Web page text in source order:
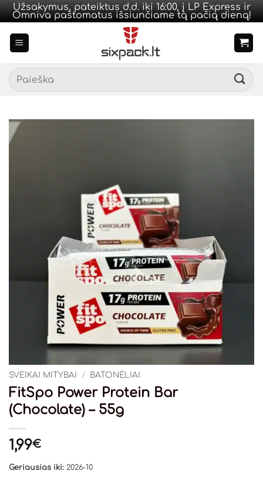
Užsakymus, pateiktus d.d. iki 16:00, į LP Express ir
Omniva paštomatus išsiunčiame tą pačią dieną!
Ieškoti:
SVEIKAI MITYBAI / BATONĖLIAI
FitSpo Power Protein Bar
(Chocolate) – 55g
1,99€
Geriausias iki: 2026-10